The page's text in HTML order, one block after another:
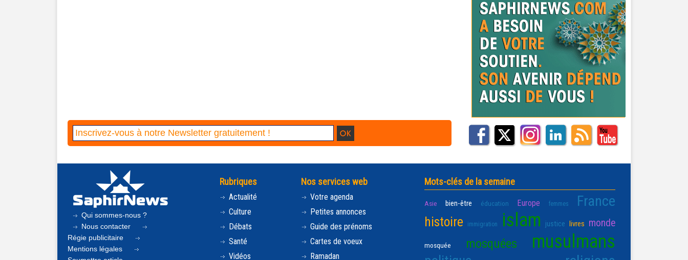
Qui sommes-nous ?
Nous contacter
Régie publicitaire
Mentions légales
Rubriques
Actualité
Culture
Débats
Santé
Vidéos
Nos services web
Votre agenda
Petites annonces
Guide des prénoms
Cartes de voeux
Ramadan
Mots-clés de la semaine
Asie bien-être éducation Europe femmes France
histoire immigration islam justice livres monde
mosquée mosquées musulmans